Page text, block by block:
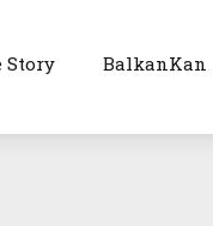
Story BalkanKan